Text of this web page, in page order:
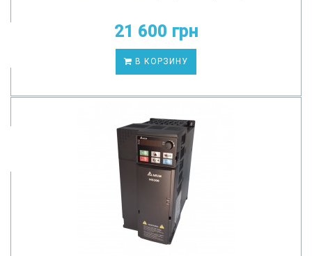
21 600 грн
В КОРЗИНУ